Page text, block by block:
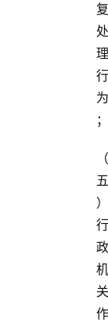
复
处
理
行
为
；
（
五
）
行
政
机
关
作